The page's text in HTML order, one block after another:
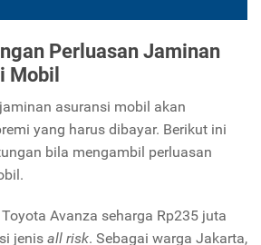
Perluasan Jaminan
Mobil
asuransi mobil akan
yang harus dibayar. Berikut ini
bila mengambil perluasan
Avanza seharga Rp235 juta
jenis all risk. Sebagai warga Jakarta,